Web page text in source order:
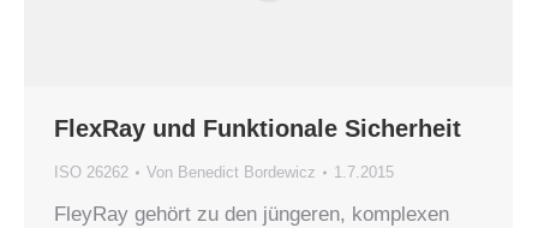
FlexRay und Funktionale Sicherheit
ISO 26262 Von Benedict Bordewicz 1.7.2015
FleyRay gehört zu den jüngeren, komplexen